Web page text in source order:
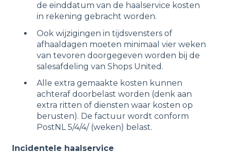
de einddatum van de haalservice kosten
in rekening gebracht worden.
Ook wijzigingen in tijdsvensters of
afhaaldagen moeten minimaal vier weken
van tevoren doorgegeven worden bij de
salesafdeling van Shops United.
Alle extra gemaakte kosten kunnen
achteraf doorbelast worden (denk aan
extra ritten of diensten waar kosten op
berusten). De factuur wordt conform
PostNL 5/4/4/ (weken) belast.
Incidentele haalservice